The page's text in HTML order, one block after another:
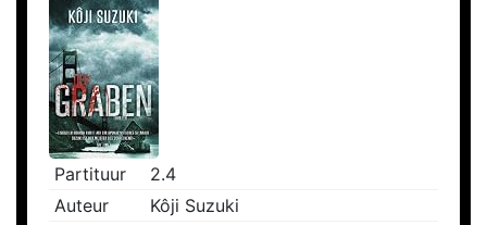
Partituur
2.4
Auteur
Kôji Suzuki